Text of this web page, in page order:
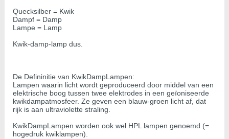
Quecksilber = Kwik
Dampf = Damp
Lampe = Lamp
Kwik-damp-lamp dus.
De Defininitie van KwikDampLampen:
Lampen waarin licht wordt geproduceerd door middel van een
elektrische boog tussen twee elektrodes in een geïoniseerde
kwikdampatmosfeer. Ze geven een blauw-groen licht af, dat
rijk is aan ultraviolette straling.
KwikDampLampen worden ook wel HPL lampen genoemd (=
hogedruk kwiklampen).